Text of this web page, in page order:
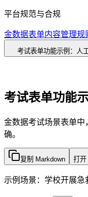
平台规范与合规
金数据表单内容管理规
考试表单功能示例：人
考试表单功能
金数据考试场景表单
确。
复制 Markdown 打开
示例场景：学校开展急